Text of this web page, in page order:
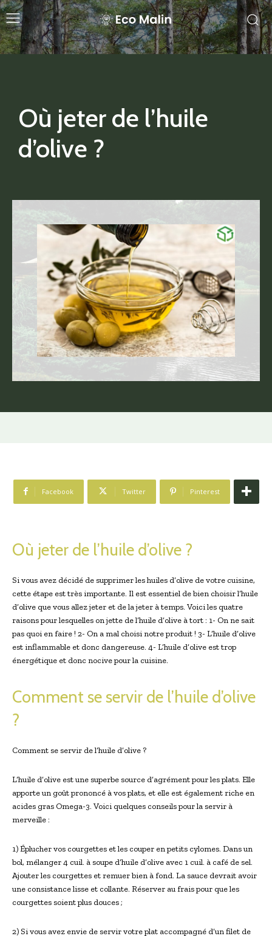
Où jeter de l’huile
d’olive ?
Facebook Twitter Pinterest
Où jeter de l’huile d’olive ?
Si vous avez décidé de supprimer les huiles d’olive de votre cuisine,
cette étape est très importante. Il est essentiel de bien choisir l’huile
d’olive que vous allez jeter et de la jeter à temps. Voici les quatre
raisons pour lesquelles on jette de l’huile d’olive à tort : 1- On ne sait
pas quoi en faire ! 2- On a mal choisi notre produit ! 3- L’huile d’olive
est inflammable et donc dangereuse. 4- L’huile d’olive est trop
énergétique et donc nocive pour la cuisine.
Comment se servir de l’huile d’olive
?
Comment se servir de l’huile d’olive ?
L’huile d’olive est une superbe source d’agrément pour les plats. Elle
apporte un goût prononcé à vos plats, et elle est également riche en
acides gras Omega-3. Voici quelques conseils pour la servir à
merveille :
1) Éplucher vos courgettes et les couper en petits cylomes. Dans un
bol, mélanger 4 cuil. à soupe d’huile d’olive avec 1 cuil. à café de sel.
Ajouter les courgettes et remuer bien à fond. La sauce devrait avoir
une consistance lisse et collante. Réserver au frais pour que les
courgettes soient plus douces ;
2) Si vous avez envie de servir votre plat accompagné d’un filet de